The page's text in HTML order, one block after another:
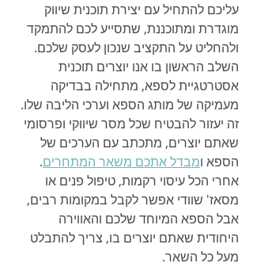
עליכם להתחיל עם יצירת תוכנית שיווק
מוגדרת ומתוכננת, שתסייע לכם להתמקד
ולהחליט על התקציב שנכון לעסק שלכם.
השלב הראשון בו אנו יוצרים תוכנית
אסטרטגיית לספא, מתחילה בבדיקה
מעמיקה של מותג הספא וערכי הליבה שלו.
זה יעזור להבטיח שכל מסר שיווקי ופרסומי
שאתם יוצרים, מתכתב עם הערכים של
הספא ומבדל אתכם משאר המתחרים.
אחרי הכל עיסוי רקמות, טיפול פנים או
מסאז' שוודי אפשר לקבל במקומות רבים,
אבל הספא המיוחד שלכם והאווירה
היחודית שאתם יוצרים בו, צריך להתבלט
מעל כל השאר.